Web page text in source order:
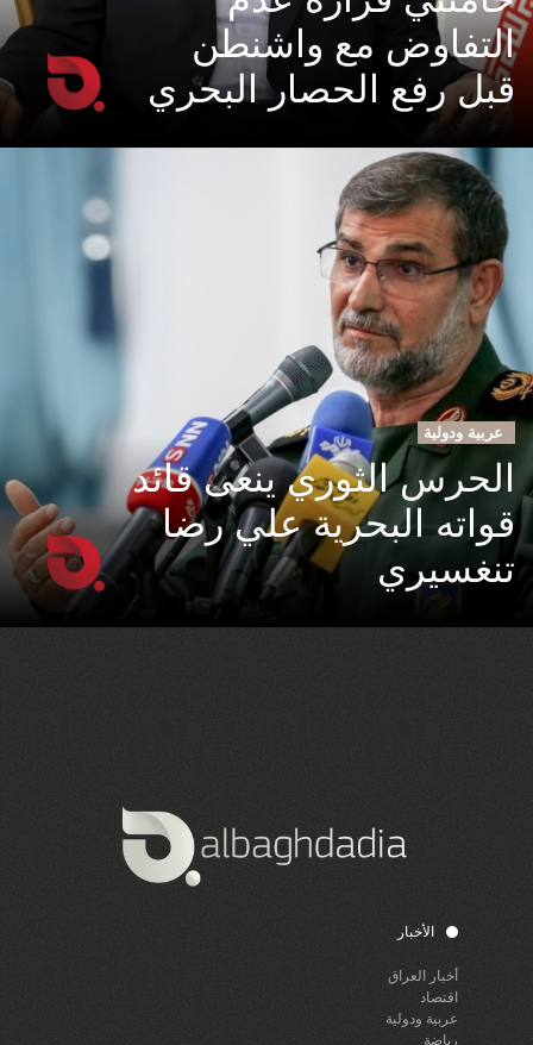
التفاوض مع واشنطن
قبل رفع الحصار البحري
عربية ودولية
الحرس الثوري ينعى قائد
قواته البحرية علي رضا
تنغسيري
الأخبار
أخبار العراق
اقتصاد
عربية ودولية
رياضة